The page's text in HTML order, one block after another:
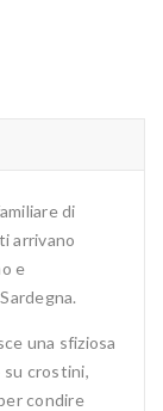
di
arrivano
e
una sfiziosa
su crostini,
condire